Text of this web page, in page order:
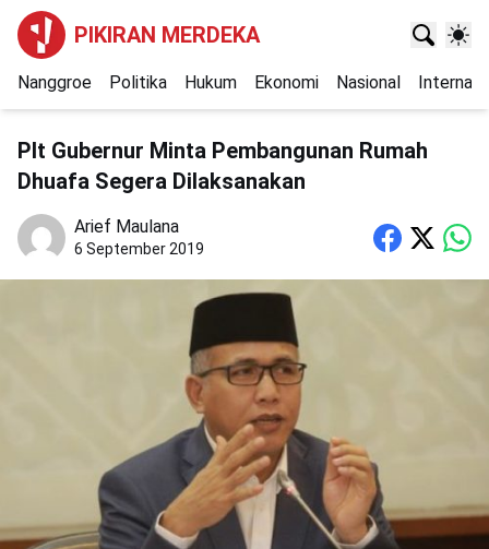
PIKIRAN MERDEKA
Nanggroe Politika Hukum Ekonomi Nasional
Plt Gubernur Minta Pembangunan Rumah
Dhuafa Segera Dilaksanakan
Arief Maulana
6 September 2019